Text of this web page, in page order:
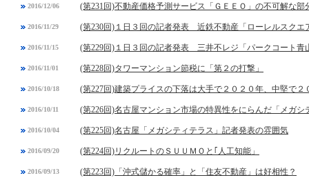
2016/12/06 (第231回)不動産価格予測サービス「ＧＥＥＯ」の不可解な部
2016/11/29 (第230回)１日３回の記者発表 近鉄不動産「ローレルスクエ
2016/11/15 (第229回)１日３回の記者発表 三井不レジ「パークコート青
2016/11/01 (第228回)タワーマンション節税に「第２の打撃」
2016/10/18 (第227回)建築プライスの下落は大手で２０２０年、中堅で２
2016/10/11 (第226回)名古屋マンション市場の特異性をにらんだ「メガシ
2016/10/04 (第225回)名古屋「メガシティテラス」記者発表の雰囲気
2016/09/20 (第224回)リクルートのＳＵＵＭＯと｢人工知能」
2016/09/13 (第223回)「沖式儲かる確率」と「住友不動産」は好相性？